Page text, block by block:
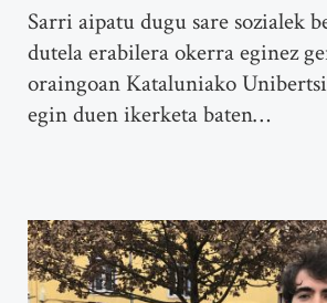
Sarri aipatu dugu sare sozialek
dutela erabilera okerra eginez
oraingoan Kataluniako
egin duen ikerketa baten…